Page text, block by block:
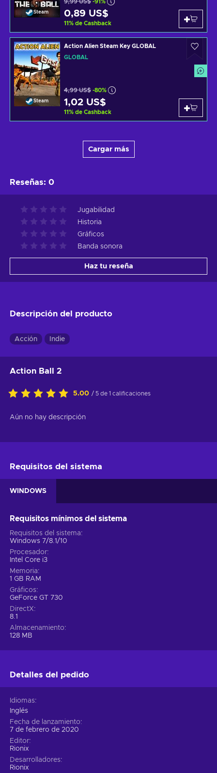
Steam
9,99 US$ -91%
0,89 US$
11% de Cashback
Steam
Action Alien Steam Key GLOBAL
GLOBAL
4,99 US$ -80%
1,02 US$
11% de Cashback
Cargar más
Reseñas: 0
Jugabilidad
Historia
Gráficos
Banda sonora
Haz tu reseña
Descripción del producto
Acción Indie
Action Ball 2
5.00 / 5 de 1 calificaciones
Aún no hay descripción
Requisitos del sistema
WINDOWS
Requisitos mínimos del sistema
Requisitos del sistema
Windows 7/8.1/10
Procesador
Intel Core i3
Memoria
1 GB RAM
Gráficos
GeForce GT 730
DirectX
8.1
Almacenamiento
128 MB
Detalles del pedido
Idiomas
Inglés
Fecha de lanzamiento
7 de febrero de 2020
Editor
Rionix
Desarrolladores
Rionix